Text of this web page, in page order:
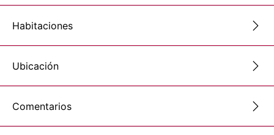
Habitaciones
Ubicación
Comentarios